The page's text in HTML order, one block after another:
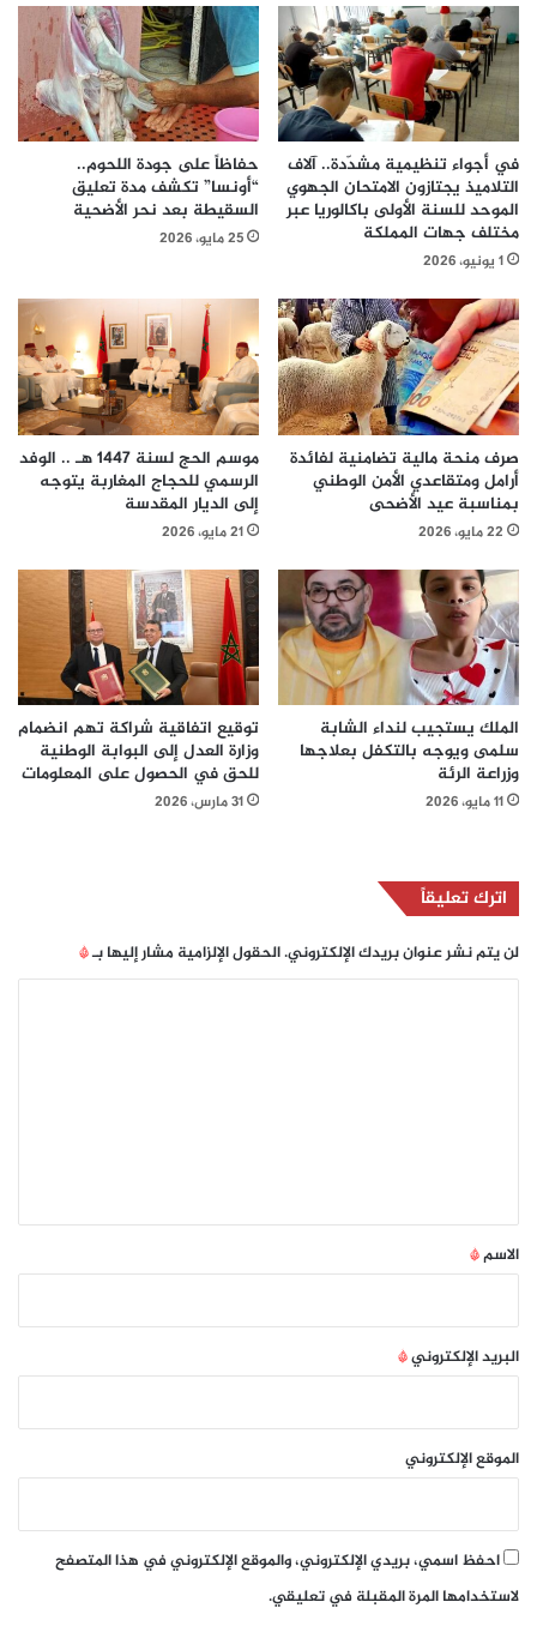
في أجواء تنظيمية مشدّدة.. آلاف
التلاميذ يجتازون الامتحان الجهوي
الموحد للسنة الأولى باكالوريا عبر
مختلف جهات المملكة
1 يونيو، 2026
حفاظاً على جودة اللحوم..
“أونسا” تكشف مدة تعليق
السقيطة بعد نحر الأضحية
25 مايو، 2026
صرف منحة مالية تضامنية لفائدة
أرامل ومتقاعدي الأمن الوطني
بمناسبة عيد الأضحى
22 مايو، 2026
موسم الحج لسنة 1447 هـ .. الوفد
الرسمي للحجاج المغاربة يتوجه
إلى الديار المقدسة
21 مايو، 2026
الملك يستجيب لنداء الشابة
سلمى ويوجه بالتكفل بعلاجها
وزراعة الرئة
11 مايو، 2026
توقيع اتفاقية شراكة تهم انضمام
وزارة العدل إلى البوابة الوطنية
للحق في الحصول على المعلومات
31 مارس، 2026
اترك تعليقاً
لن يتم نشر عنوان بريدك الإلكتروني.الحقول الإلزامية مشار إليها بـ*
*
الاسم*
البريد الإلكتروني*
الموقع الإلكتروني
احفظ اسمي، بريدي الإلكتروني، والموقع الإلكتروني في هذا المتصفح
لاستخدامها المرة المقبلة في تعليقي.